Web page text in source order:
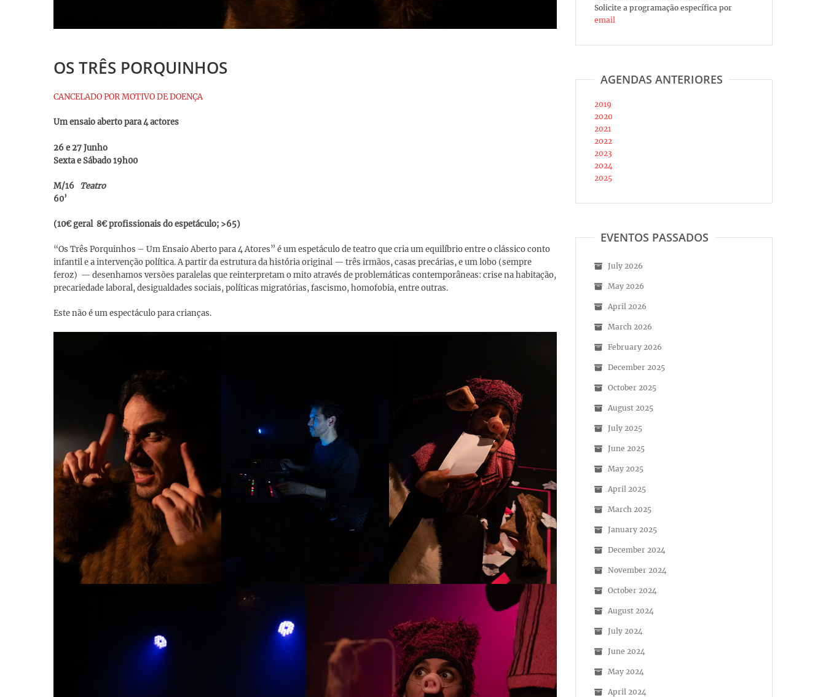
OS TRÊS PORQUINHOS
CANCELADO POR MOTIVO DE DOENÇA
Um ensaio aberto para 4 actores
26 e 27 Junho
Sexta e Sábado 19h00
M/16 Teatro
60’
(10€ geral 8€ profissionais do espetáculo; >65)
“Os Três Porquinhos – Um Ensaio Aberto para 4 Atores” é um espetáculo de teatro que cria um equilíbrio entre o clássico conto
infantil e a intervenção política. A partir da estrutura da história original — três irmãos, casas precárias, e um lobo (sempre
feroz) — desenhamos versões paralelas que reinterpretam o mito através de problemáticas contemporâneas: crise na habitação,
precariedade laboral, desigualdades sociais, políticas migratórias, fascismo, homofobia, entre outras.
Este não é um espectáculo para crianças.
Solicite a programação específica por
email
AGENDAS ANTERIORES
2019
2020
2021
2022
2023
2024
2025
EVENTOS PASSADOS
July 2026
May 2026
April 2026
March 2026
February 2026
December 2025
October 2025
August 2025
July 2025
June 2025
May 2025
April 2025
March 2025
January 2025
December 2024
November 2024
October 2024
August 2024
July 2024
June 2024
May 2024
April 2024